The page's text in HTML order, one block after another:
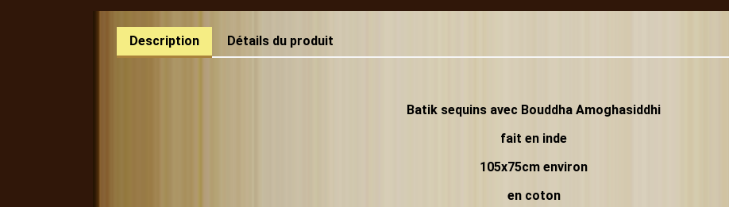
Description Détails du produit
Batik sequins avec Bouddha Amoghasiddhi
fait en inde
105x75cm environ
en coton